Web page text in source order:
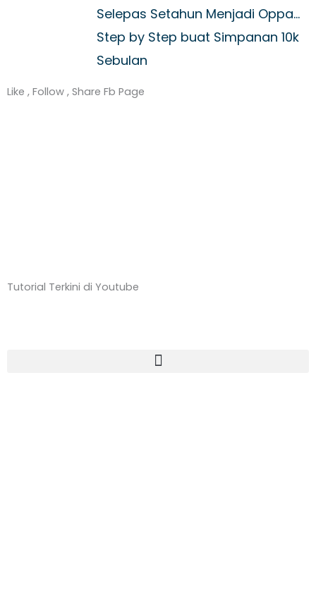
Selepas Setahun Menjadi Oppa…
Step by Step buat Simpanan 10k
Sebulan
Like , Follow , Share Fb Page
Tutorial Terkini di Youtube